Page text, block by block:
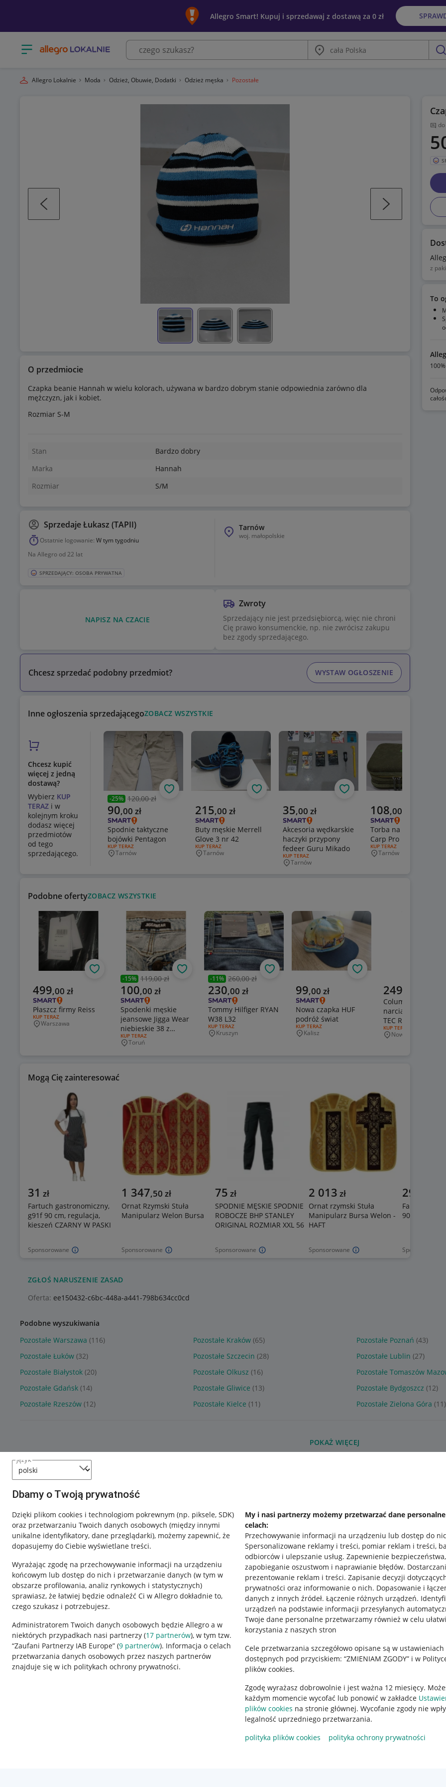
język
Dbamy o Twoją prywatność
Dzięki plikom cookies i technologiom pokrewnym (np. piksele, SDK)
oraz przetwarzaniu Twoich danych osobowych (między innymi
unikalne identyfikatory, dane przeglądarki), możemy zapewnić, że
dopasujemy do Ciebie wyświetlane treści.
Wyrażając zgodę na przechowywanie informacji na urządzeniu
końcowym lub dostęp do nich i przetwarzanie danych (w tym w
obszarze profilowania, analiz rynkowych i statystycznych)
sprawiasz, że łatwiej będzie odnaleźć Ci w Allegro dokładnie to,
czego szukasz i potrzebujesz.
Administratorem Twoich danych osobowych będzie Allegro a w
niektórych przypadkach nasi partnerzy (17 partnerów), w tym tzw.
“Zaufani Partnerzy IAB Europe” (9 partnerów). Informacja o celach
przetwarzania danych osobowych przez naszych partnerów
znajduje się w ich politykach ochrony prywatności.
My i nasi partnerzy możemy przetwarzać dane
celach:
Przechowywanie informacji na urządzeniu lub dostęp do
Spersonalizowane reklamy i treści, pomiar reklam i treści,
odbiorców i ulepszanie usług. Zapewnienie bezpieczeństwa,
zapobieganie oszustwom i naprawianie błędów.
prezentowanie reklam i treści. Zapisanie decyzji
prywatności oraz informowanie o nich. Dopasowanie i
danych z innych źródeł. Łączenie różnych urządzeń.
urządzeń na podstawie informacji przesyłanych
Twoje dane personalne przetwarzamy również w celu
korzystania z naszych stron
Cele przetwarzania szczegółowo opisane są w ustawieniach
dostępnych pod przyciskiem: “ZMIENIAM ZGODY” i w
plików cookies.
Zgodę wyrażasz dobrowolnie i jest ważna 12 miesięcy.
każdym momencie wycofać lub ponowić w zakładce
plików cookies na stronie głównej. Wycofanie zgody nie
legalność uprzedniego przetwarzania.
polityka plików cookies
polityka ochrony prywatności
Allegro Smart! Kupuj i sprzedawaj z dostawą za 0 zł
Otwórz menu z kategoriami
Miasto
z
To
O przedmiocie
Czapka beanie Hannah w wielu kolorach, używana w bardzo dobrym stanie odpowiednia zarówno dla
mężczyzn, jak i kobiet.
Rozmiar S-M
Stan
Bardzo dobry
Marka
Hannah
Rozmiar
S/M
SprzedajeŁukasz (TAPII)
Ostatnie logowanie: W tym tygodniu
Na Allegro od 22 lat
SPRZEDAJĄCY: OSOBA PRYWATNA
Tarnów
woj. małopolskie
NAPISZ NA CZACIE
Zwroty
Sprzedający nie jest przedsiębiorcą, więc nie chroni
Cię prawo konsumenckie, np. nie zwrócisz zakupu
bez zgody sprzedającego.
Inne ogłoszenia sprzedającegoZOBACZ WSZYSTKIE
Chcesz kupić
więcej z jedną
dostawą?
Wybierz KUP
TERAZ i w
kolejnym kroku
dodasz więcej
przedmiotów
od tego
sprzedającego.
Poprzednia cena
-25% 120,00 zł
Aktualna cena
90,00 zł
Spodnie taktyczne
bojówki Pentagon
RODZAJ OFERTY:
KUP TERAZ
Miejscowość
Tarnów
Obserwuj
Aktualna cena
215,00 zł
Buty męskie Merrell
Glove 3 nr 42
RODZAJ OFERTY:
KUP TERAZ
Miejscowość
Tarnów
Obserwuj
Aktualna cena
35,00 zł
Akcesoria wędkarskie
haczyki przypony
fedeer Guru Mikado
RODZAJ OFERTY:
KUP TERAZ
Miejscowość
Tarnów
Obserwuj
Aktualna cena
108,00
Torba na akcesoria
Carp Pro
RODZAJ OFERTY:
KUP TERAZ
Miejscowość
Tarnów
Podobne ofertyZOBACZ WSZYSTKIE
Aktualna cena
499,00 zł
Płaszcz firmy Reiss
RODZAJ OFERTY:
KUP TERAZ
Miejscowość
Warszawa
Obserwuj
Poprzednia cena
-15% 119,00 zł
Aktualna cena
100,00 zł
Spodenki męskie
jeansowe Jigga Wear
niebieskie 38 z
przetarciami
RODZAJ OFERTY:
KUP TERAZ
Miejscowość
Toruń
Obserwuj
Poprzednia cena
-11% 260,00 zł
Aktualna cena
230,00 zł
Tommy Hilfiger RYAN
W38 L32
RODZAJ OFERTY:
KUP TERAZ
Miejscowość
Kruszyn
Obserwuj
Aktualna cena
99,00 zł
Nowa czapka HUF
podróż świat
RODZAJ OFERTY:
KUP TERAZ
Miejscowość
Kalisz
Obserwuj
Aktualna cena
249
Columbia spodnie
narciarskie OMNI
TEC Ridge L
RODZAJ OFERTY:
KUP TERAZ
Miejscowość
Nowy Sącz
Mogą Cię zainteresować
Sponsorowane
31 zł
Fartuch gastronomiczny,
g91f 90 cm, regulacja,
kieszeń CZARNY W PASKI
Sponsorowane
1 347,50 zł
Ornat Rzymski Stuła
Manipularz Welon Bursa
Sponsorowane
75 zł
SPODNIE MĘSKIE SPODNIE
ROBOCZE BHP STANLEY
ORIGINAL ROZMIAR XXL 56
Sponsorowane
2 013 zł
Ornat rzymski Stuła
Manipularz Bursa Welon -
HAFT
Sponsorowane
29
Fartuch
90 cm CZARNY
Allegro Lokalnie Moda Odzież, Obuwie, Dodatki Odzież męska Pozostałe
Chcesz sprzedać podobny przedmiot? WYSTAW OGŁOSZENIE
ZGŁOŚ NARUSZENIE ZASAD
Oferta: ee150432-c6bc-448a-a441-798b634cc0cd
Podobne wyszukiwania
Pozostałe Warszawa (116) Pozostałe Kraków (65) Pozostałe Poznań (43)
Pozostałe Łuków (32) Pozostałe Szczecin (28) Pozostałe Lublin (27)
Pozostałe Białystok (20) Pozostałe Olkusz (16) Pozostałe Tomaszów
Pozostałe Gdańsk (14) Pozostałe Gliwice (13) Pozostałe Bydgoszcz (12)
Pozostałe Rzeszów (12) Pozostałe Kielce (11) Pozostałe Zielona Góra (11)
POKAŻ WIĘCEJ
Nawigacja
Przydatne informacje
Jak to działa
Informacje prawne
Regulamin
Ustawienia plików "cookies"
Udostępnianie lokalizacji
Informacje dla Aktu o Usługach Cyfrowych